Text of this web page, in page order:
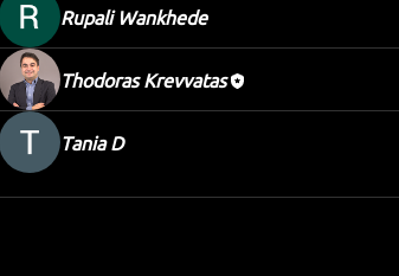
Rupali Wankhede
Thodoras Krevvatas
Тania D